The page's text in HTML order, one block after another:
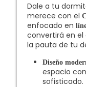
Dale a tu
merece con el
enfocado en
convertirá en
la pauta de tu
Diseño
espacio
sofisticado.